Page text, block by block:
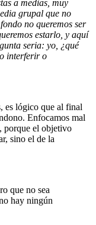
a medias, muy
grupal que no
no queremos ser
estarlo, y aquí
seria: yo, ¿qué
interferir o
es lógico que al final
Enfocamos mal
porque el objetivo
sino el de la
que no sea
hay ningún